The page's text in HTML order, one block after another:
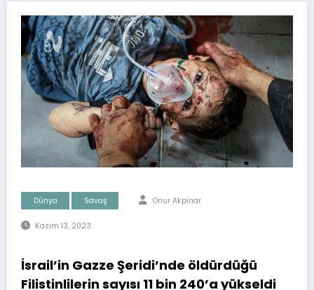
Dünya Savaş Onur Akpinar
Kasım 13, 2023
İsrail’in Gazze Şeridi’nde öldürdüğü
Filistinlilerin sayısı 11 bin 240’a yükseldi